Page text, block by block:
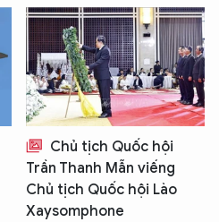
Chủ tịch Quốc hội
Trần Thanh Mẫn viếng
Chủ tịch Quốc hội Lào
Xaysomphone